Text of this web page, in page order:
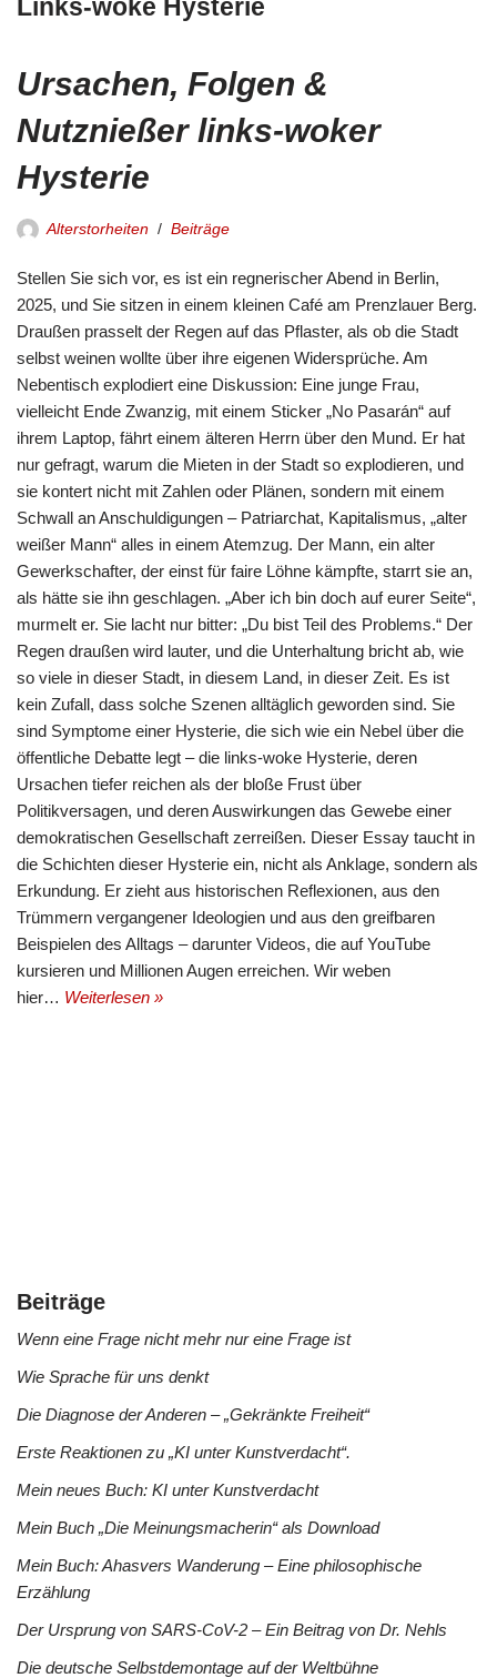
Links-woke Hysterie
Ursachen, Folgen &
Nutznießer links-woker
Hysterie
Alterstorheiten Beiträge
Stellen Sie sich vor, es ist ein regnerischer Abend in Berlin,
2025, und Sie sitzen in einem kleinen Café am Prenzlauer Berg.
Draußen prasselt der Regen auf das Pflaster, als ob die Stadt
selbst weinen wollte über ihre eigenen Widersprüche. Am
Nebentisch explodiert eine Diskussion: Eine junge Frau,
vielleicht Ende Zwanzig, mit einem Sticker „No Pasarán“ auf
ihrem Laptop, fährt einem älteren Herrn über den Mund. Er hat
nur gefragt, warum die Mieten in der Stadt so explodieren, und
sie kontert nicht mit Zahlen oder Plänen, sondern mit einem
Schwall an Anschuldigungen – Patriarchat, Kapitalismus, „alter
weißer Mann“ alles in einem Atemzug. Der Mann, ein alter
Gewerkschafter, der einst für faire Löhne kämpfte, starrt sie an,
als hätte sie ihn geschlagen. „Aber ich bin doch auf eurer Seite“,
murmelt er. Sie lacht nur bitter: „Du bist Teil des Problems.“ Der
Regen draußen wird lauter, und die Unterhaltung bricht ab, wie
so viele in dieser Stadt, in diesem Land, in dieser Zeit. Es ist
kein Zufall, dass solche Szenen alltäglich geworden sind. Sie
sind Symptome einer Hysterie, die sich wie ein Nebel über die
öffentliche Debatte legt – die links-woke Hysterie, deren
Ursachen tiefer reichen als der bloße Frust über
Politikversagen, und deren Auswirkungen das Gewebe einer
demokratischen Gesellschaft zerreißen. Dieser Essay taucht in
die Schichten dieser Hysterie ein, nicht als Anklage, sondern als
Erkundung. Er zieht aus historischen Reflexionen, aus den
Trümmern vergangener Ideologien und aus den greifbaren
Beispielen des Alltags – darunter Videos, die auf YouTube
kursieren und Millionen Augen erreichen. Wir weben
hier… Weiterlesen »
Beiträge
Wenn eine Frage nicht mehr nur eine Frage ist
Wie Sprache für uns denkt
Die Diagnose der Anderen – „Gekränkte Freiheit“
Erste Reaktionen zu „KI unter Kunstverdacht“.
Mein neues Buch: KI unter Kunstverdacht
Mein Buch „Die Meinungsmacherin“ als Download
Mein Buch: Ahasvers Wanderung – Eine philosophische
Erzählung
Der Ursprung von SARS-CoV-2 – Ein Beitrag von Dr. Nehls
Die deutsche Selbstdemontage auf der Weltbühne